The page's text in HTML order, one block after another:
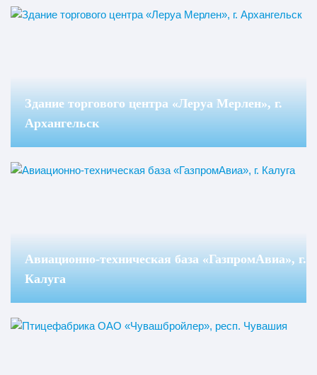
Здание торгового центра «Леруа Мерлен», г.
Архангельск
Авиационно-техническая база «ГазпромАвиа», г.
Калуга